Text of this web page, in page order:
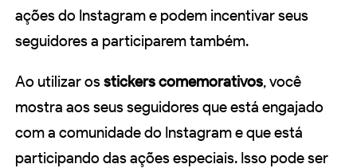
ações do Instagram e podem incentivar seus
seguidores a participarem também.
Ao utilizar osstickers comemorativos, você
mostra aos seus seguidores que está engajado
com a comunidade do Instagram e que está
participando das ações especiais. Isso pode ser